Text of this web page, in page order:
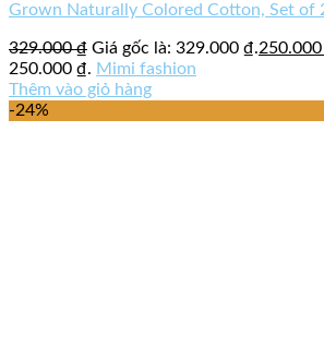
Grown Naturally Colored Cotton, Set of
329.000₫ Giá gốc là: 329.000 ₫.250.000
250.000 ₫. Mimi fashion
Thêm vào giỏ hàng
-24%